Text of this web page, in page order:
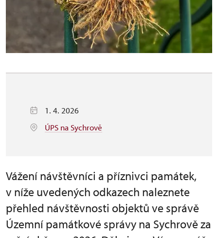
1. 4. 2026
ÚPS na Sychrově
Vážení návštěvníci a příznivci památek,
v níže uvedených odkazech naleznete
přehled návštěvnosti objektů ve správě
Územní památkové správy na Sychrově za